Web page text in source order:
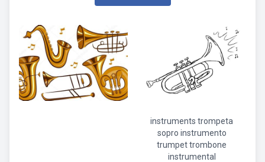
instruments trompeta
sopro instrumento
trumpet trombone
instrumental